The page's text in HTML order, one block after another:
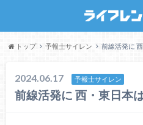
トップ 予報士サイレン 前線活発に
2024.06.17 予報士サイレン
前線活発に 西・東日本